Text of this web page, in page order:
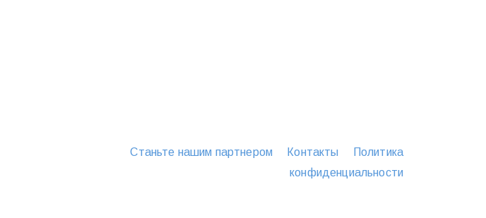
Станьте нашим партнером Контакты
Политика
конфиденциальности